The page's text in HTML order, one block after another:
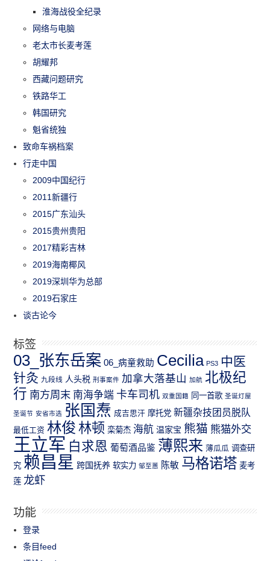
淮海战役全纪录
网络与电脑
老太市长麦考莲
胡耀邦
西藏问题研究
铁路华工
韩国研究
魁省统独
致命车祸档案
行走中国
2009中国纪行
2011新疆行
2015广东汕头
2015贵州贵阳
2017精彩吉林
2019海南椰风
2019深圳华为总部
2019石家庄
谈古论今
标签
03_张东岳案 06_病童救助 Cecilia PS3 中医
针灸 九段线 人头税 刑事案件 加拿大落基山 加航 北极纪
行 南方周末 南海争端 卡车司机 双重国籍 同一首歌 圣诞灯屋
圣诞节 安省市选 张国焘 成吉思汗 摩托党 新疆杂技团员脱队
最低工资 林俊 林顿 栾菊杰 海航 温家宝 熊猫 熊猫外交
王立军 白求恩 葡萄酒品鉴 薄熙来 薄瓜瓜 调查研
究 赖昌星 跨国抚养 软实力 邹至蕙 陈敏 马格诺塔 麦考
莲 龙虾
功能
登录
条目feed